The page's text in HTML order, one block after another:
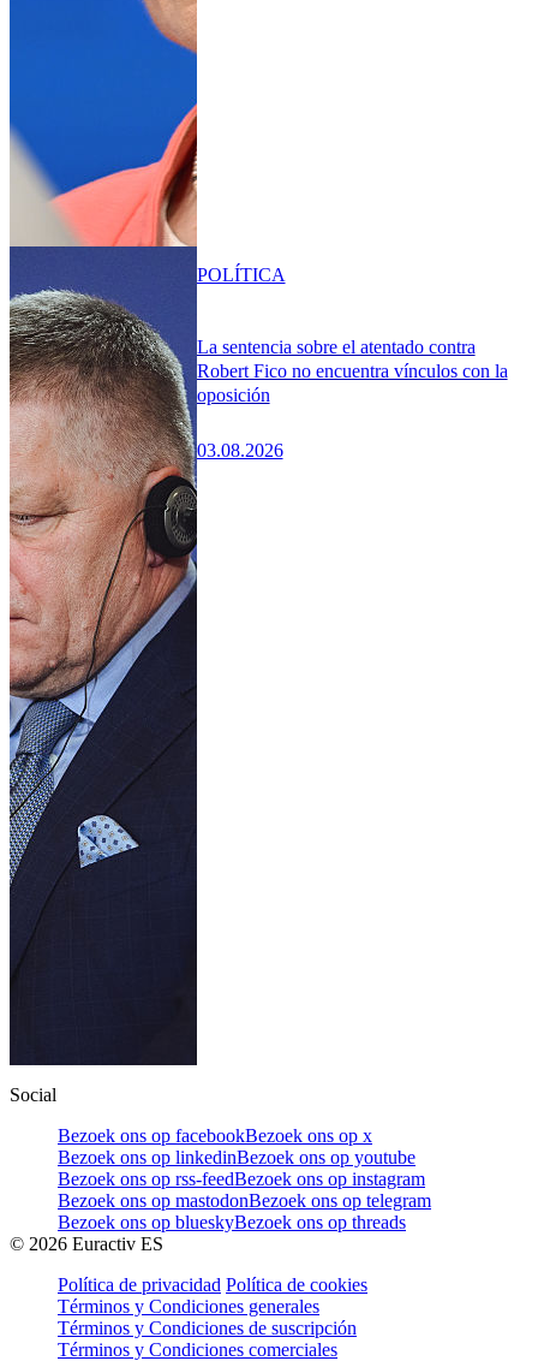
La sentencia sobre el atentado contra
Robert Fico no encuentra vínculos con la
oposición
03.08.2026
POLÍTICA
Social
Bezoek ons op facebookBezoek ons op x
Bezoek ons op linkedinBezoek ons op youtube
Bezoek ons op rss-feedBezoek ons op instagram
Bezoek ons op mastodonBezoek ons op telegram
Bezoek ons op blueskyBezoek ons op threads
© 2026 Euractiv ES
Política de privacidad Política de cookies
Términos y Condiciones generales
Términos y Condiciones de suscripción
Términos y Condiciones comerciales